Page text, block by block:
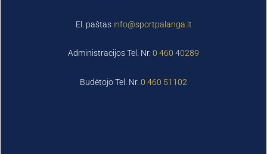
El. paštas info@sportpalanga.lt
Administracijos Tel. Nr. 0 460 40289
Budėtojo Tel. Nr. 0 460 51102